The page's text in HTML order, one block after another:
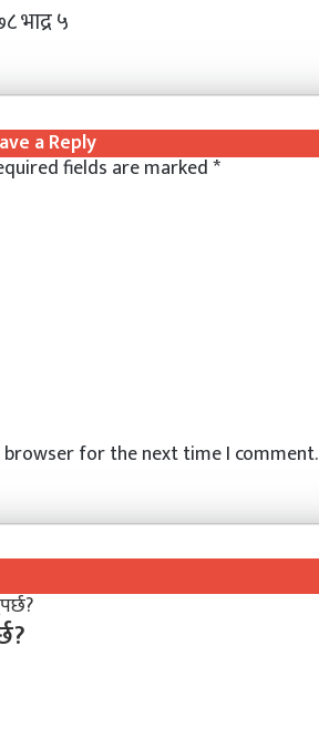
भाद्र ५
a Reply
fields are marked*
browser for the next time I comment.